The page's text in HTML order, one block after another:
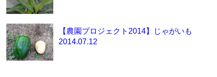
【農園プロジェクト2014】じゃがいも
2014.07.12